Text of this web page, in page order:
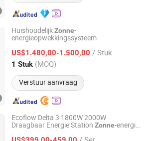
HuishoudelijkZonne-
energieopwekkingssysteem
US$1.480,00-1.500,00 / Stuk
1 Stuk (MOQ)
Verstuur aanvraag
Co., Ltd.
Sinds 2025
Ecoflow Delta 3 1800W 2000W
Draagbaar Energie Station Zonne-energie
Limited